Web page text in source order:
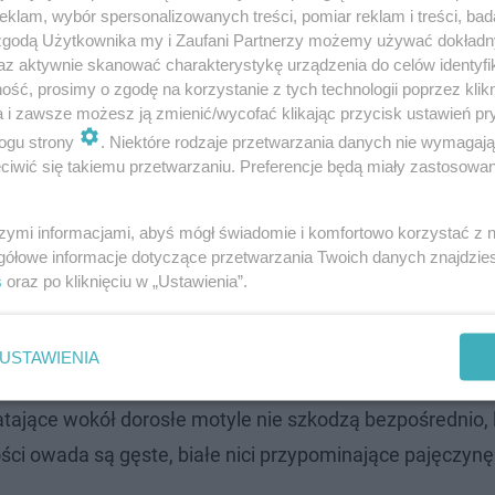
bezpieczeństwo dla środowiska naturalnego.
aktywnością owadów. Ogrodnicy stawiają
jakim jest ćma bukszpanowa.
Ten inwazyjny gatunek
żywnością.
wylęgające się z jaj składanych wewnątrz
liści, pędy oraz fragmenty kory
. Aktywność
wokół dorosłe motyle nie szkodzą bezpośrednio,
owada są gęste, białe nici przypominające pajęczynę
wybór spersonalizowanych treści, pomiar reklam i treści,
Użytkownika my i Zaufani Partnerzy możemy używać
aktywnie skanować charakterystykę urządzenia do celów
prosimy o zgodę na korzystanie z tych technologii poprzez
i zawsze możesz ją zmienić/wycofać klikając przycisk ustawień
strony
. Niektóre rodzaje przetwarzania danych nie
się takiemu przetwarzaniu. Preferencje będą miały
informacjami, abyś mógł świadomie i komfortowo korzystać z
informacje dotyczące przetwarzania Twoich danych
oraz po kliknięciu w „Ustawienia”.
USTAWIENIA